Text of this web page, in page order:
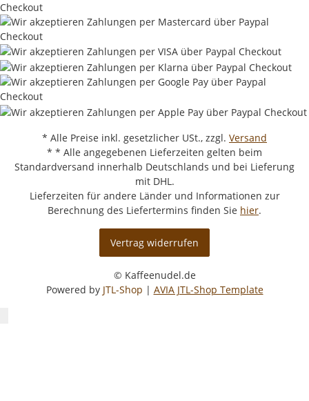
* Alle Preise inkl. gesetzlicher USt., zzgl. Versand
* * Alle angegebenen Lieferzeiten gelten beim
Standardversand innerhalb Deutschlands und bei Lieferung
mit DHL.
Lieferzeiten für andere Länder und Informationen zur
Berechnung des Liefertermins finden Sie hier.
Vertrag widerrufen
© Kaffeenudel.de
Powered by JTL-Shop | AVIA JTL-Shop Template